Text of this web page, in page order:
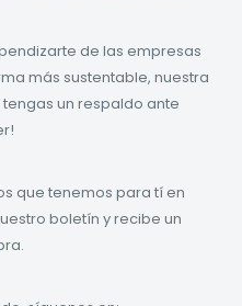
de las empresas
más sustentable, nuestra
un respaldo ante
que tenemos para tí en
boletín y recibe un